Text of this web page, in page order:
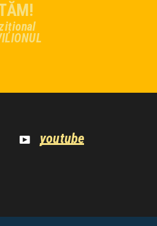
youtube